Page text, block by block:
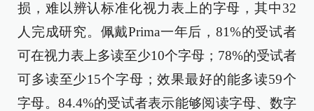
损，难以辨认标准化视力表上的字母，其中32
人完成研究。佩戴Prima一年后，81%的受试者
可在视力表上多读至少10个字母；78%的受试者
可多读至少15个字母；效果最好的能多读59个
字母。84.4%的受试者表示能够阅读字母、数字